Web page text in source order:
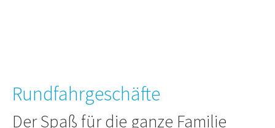
Rundfahrgeschäfte
Der Spaß für die ganze Familie